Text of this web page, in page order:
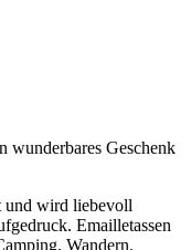
wunderbares Geschenk
und wird liebevoll
Emailletassen
Wandern,